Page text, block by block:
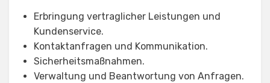
Erbringung vertraglicher Leistungen und
Kundenservice.
Kontaktanfragen und Kommunikation.
Sicherheitsmaßnahmen.
Verwaltung und Beantwortung von Anfragen.